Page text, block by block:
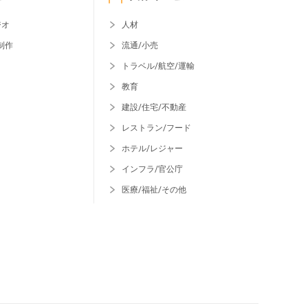
作
人材
流通/小売
トラベル/航空/運輸
教育
建設/住宅/不動産
レストラン/フード
ホテル/レジャー
インフラ/官公庁
医療/福祉/その他